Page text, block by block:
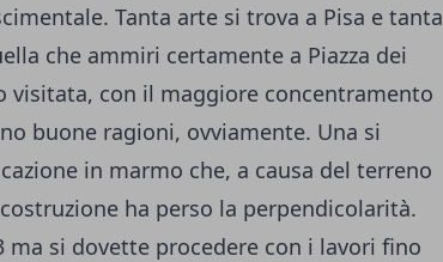
Tanta arte si trova a Pisa e tanta
che ammiri certamente a Piazza dei
visitata, con il maggiore concentramento
buone ragioni, ovviamente. Una si
in marmo che, a causa del terreno
ha perso la perpendicolarità.
ma si dovette procedere con i lavori fino